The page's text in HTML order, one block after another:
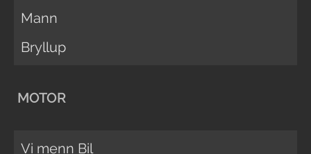
Mann
Bryllup
MOTOR
Vi menn Bil